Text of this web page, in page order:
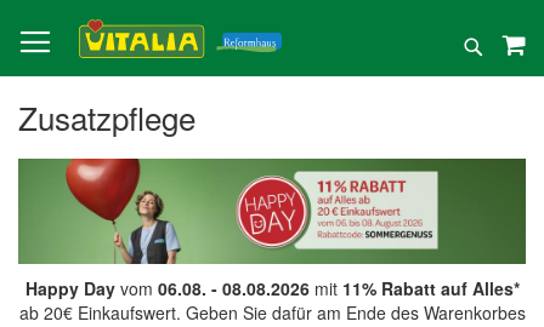
zum
Inhalt
Suche
Zusatzpflege
Happy Dayvom 06.08. - 08.08.2026mit 11% Rabatt auf Alles*
ab 20€ Einkaufswert. Geben Sie dafür am Ende des Warenkorbes